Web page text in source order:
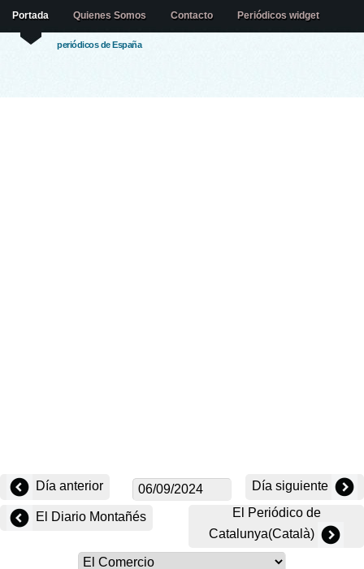
periódicos de España
Portada Quienes Somos Contacto Periódicos widget
Día anterior Día siguiente
El Diario Montañés
El Periódico de
Catalunya(Català)